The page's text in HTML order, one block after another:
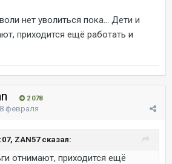
нет уволиться пока... Дети и
приходится ещё работать и
2 078
8 февраля
ZAN57 сказал:
отнимают, приходится ещё